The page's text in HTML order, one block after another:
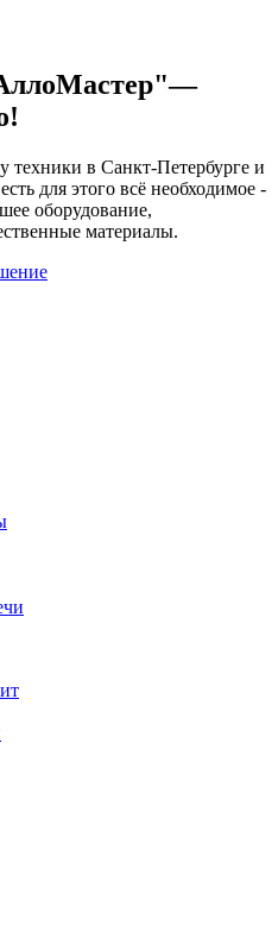
техники в Санкт-Петербурге и
для этого всё необходимое -
оборудование,
материалы.